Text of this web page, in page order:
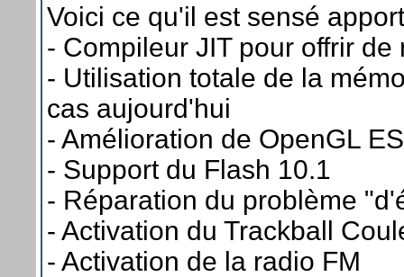
Voici ce qu'il est sensé
- Compileur JIT pour offrir
- Utilisation totale de la
cas aujourd'hui
- Amélioration de OpenGL
- Support du Flash 10.1
- Réparation du problème
- Activation du Trackball
- Activation de la radio FM